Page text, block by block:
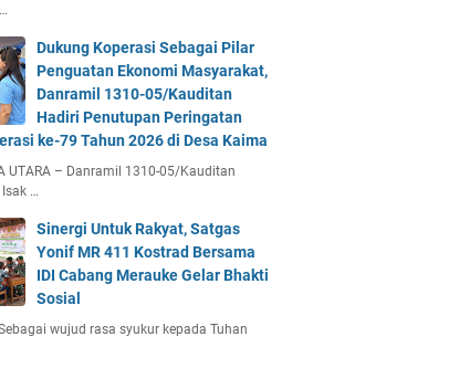
Dukung Koperasi Sebagai Pilar
Penguatan Ekonomi Masyarakat,
Danramil 1310-05/Kauditan
Hadiri Penutupan Peringatan
ke-79 Tahun 2026 di Desa Kaima
UTARA – Danramil 1310-05/Kauditan
…
Sinergi Untuk Rakyat, Satgas
Yonif MR 411 Kostrad Bersama
IDI Cabang Merauke Gelar Bhakti
Sosial
wujud rasa syukur kepada Tuhan